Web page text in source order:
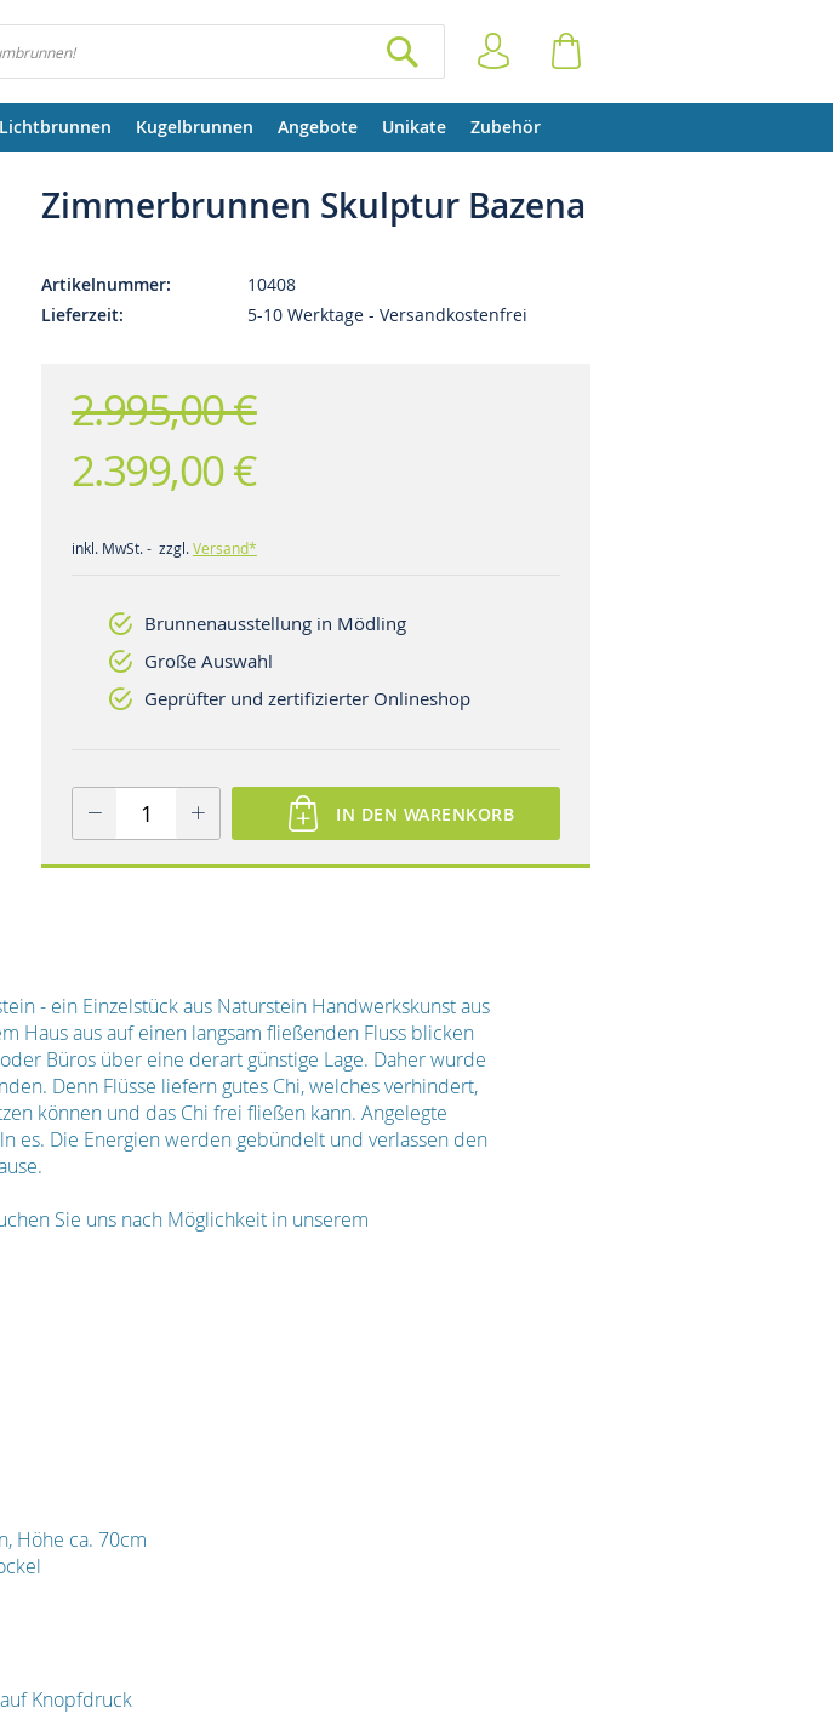
Anmelden
Lichtbrunnen Kugelbrunnen Angebote Unikate Zubehör
Zimmerbrunnen Skulptur Bazena
Artikelnummer
10408
Lieferzeit
5-10 Werktage - Versandkostenfrei
2.995,00 €
2.399,00 €
inkl. MwSt. - zzgl.Versand*
Brunnenausstellung in Mödling
Große Auswahl
Geprüfter und zertifizierter Onlineshop
IN DEN WARENKORB
- ein Einzelstück aus Naturstein Handwerkskunst aus
Haus aus auf einen langsam fließenden Fluss blicken
Büros über eine derart günstige Lage. Daher wurde
Denn Flüsse liefern gutes Chi, welches verhindert,
können und das Chi frei fließen kann. Angelegte
es. Die Energien werden gebündelt und verlassen den
Sie uns nach Möglichkeit in unserem
Höhe ca. 70cm
Knopfdruck